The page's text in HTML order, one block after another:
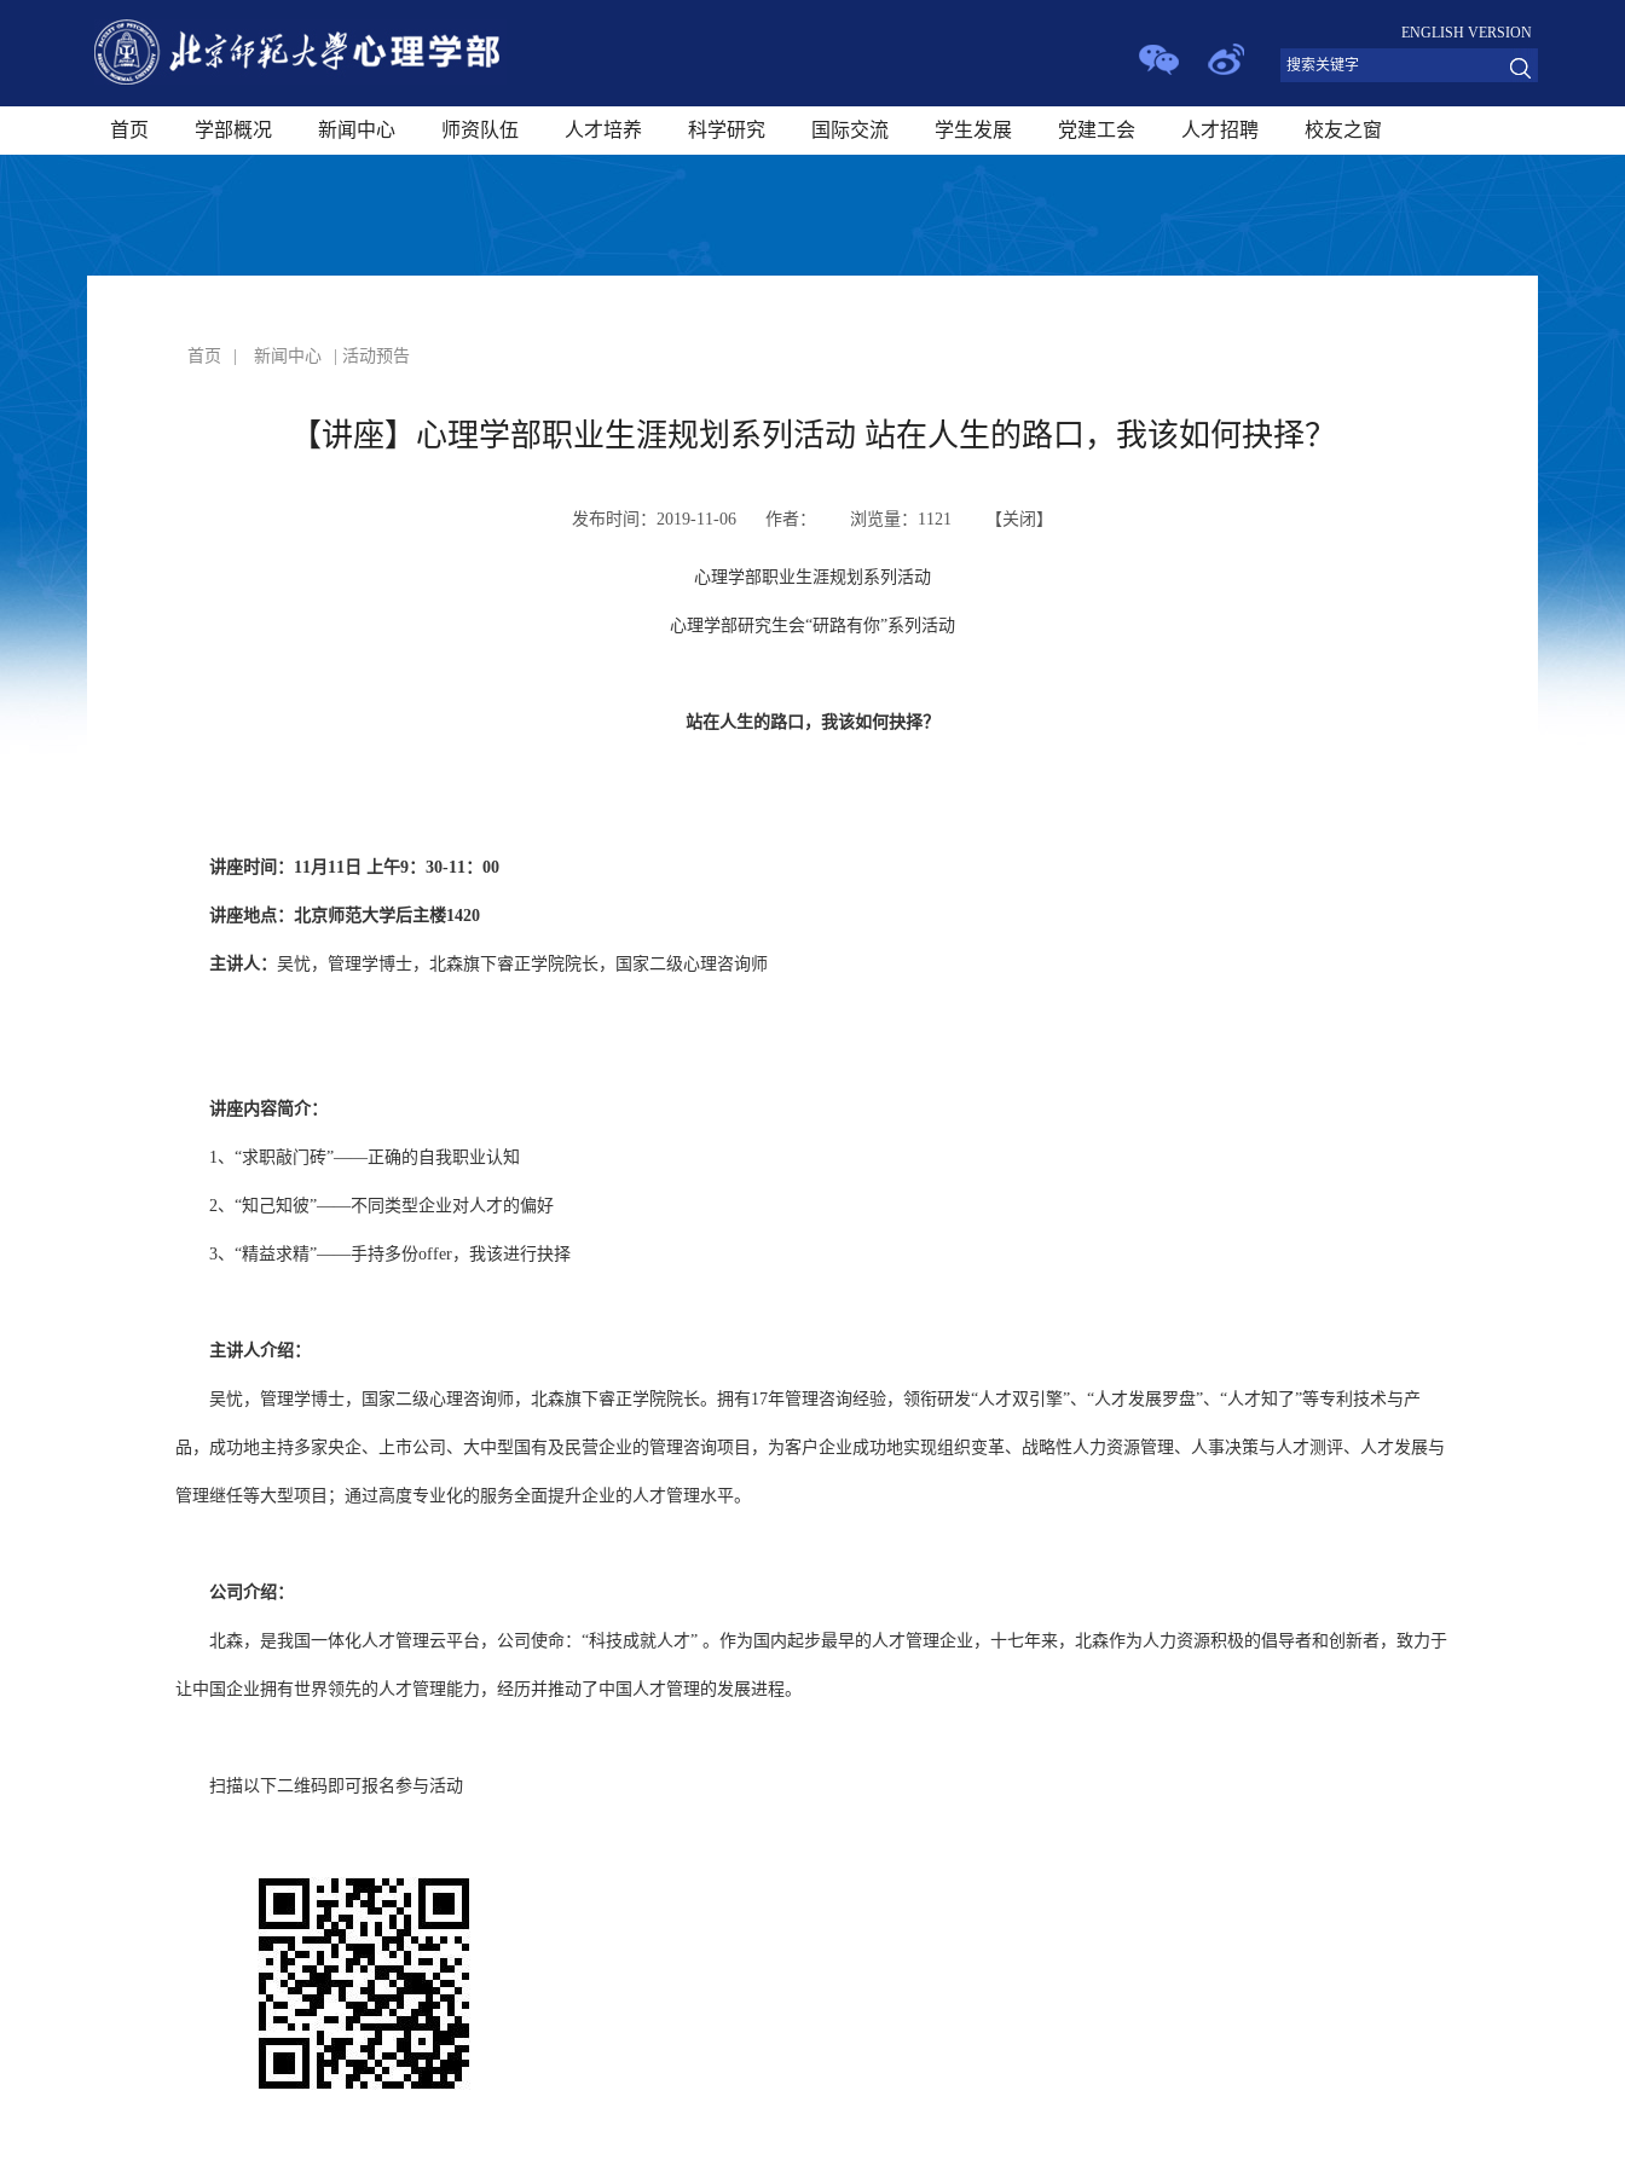
ENGLISH VERSION
首页 学部概况 新闻中心 师资队伍 人才培养 科学研究 国际交流 学生发展 党建工会 人才招聘 校友之窗
首页 新闻中心 | 活动预告
【讲座】心理学部职业生涯规划系列活动 站在人生的路口，我该如何抉择？
发布时间：2019-11-06 作者： 浏览量： 1121 【关闭 】
心理学部职业生涯规划系列活动
心理学部研究生会“研路有你”系列活动
站在人生的路口，我该如何抉择？
讲座时间：11月11日 上午9：30-11：00
讲座地点：北京师范大学后主楼1420
主讲人： 吴忧，管理学博士，北森旗下睿正学院院长，国家二级心理咨询师
讲座内容简介：
1、“求职敲门砖”——正确的自我职业认知
2、“知己知彼”——不同类型企业对人才的偏好
3、“精益求精”——手持多份offer，我该进行抉择
主讲人介绍：
吴忧，管理学博士，国家二级心理咨询师，北森旗下睿正学院院长。拥有17年管理咨询经验，领衔研发“人才双引擎”、“人才发展罗盘”、“人才知了”等专利技术与产
品，成功地主持多家央企、上市公司、大中型国有及民营企业的管理咨询项目，为客户企业成功地实现组织变革、战略性人力资源管理、人事决策与人才测评、人才发展与
管理继任等大型项目；通过高度专业化的服务全面提升企业的人才管理水平。
公司介绍：
北森，是我国一体化人才管理云平台，公司使命：“科技成就人才” 。作为国内起步最早的人才管理企业，十七年来，北森作为人力资源积极的倡导者和创新者，致力于
让中国企业拥有世界领先的人才管理能力 ，经历并推动了中国人才管理的发展进程。
扫描以下二维码即可报名参与活动